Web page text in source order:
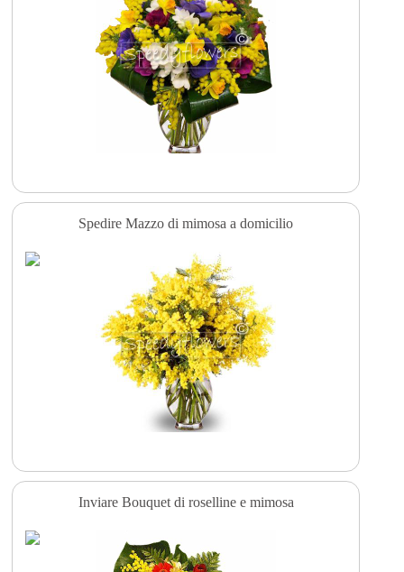
Spedire Mazzo di mimosa a domicilio
Inviare Bouquet di roselline e mimosa